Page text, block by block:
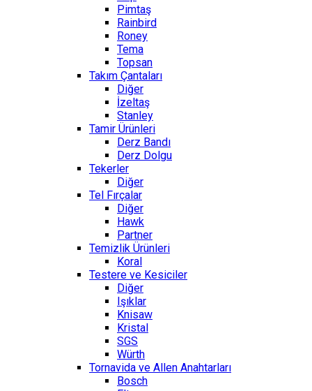
Pimtaş
Rainbird
Roney
Tema
Topsan
Takım Çantaları
Diğer
İzeltaş
Stanley
Tamir Ürünleri
Derz Bandı
Derz Dolgu
Tekerler
Diğer
Tel Fırçalar
Diğer
Hawk
Partner
Temizlik Ürünleri
Koral
Testere ve Kesiciler
Diğer
Işıklar
Knisaw
Kristal
SGS
Würth
Tornavida ve Allen Anahtarları
Bosch